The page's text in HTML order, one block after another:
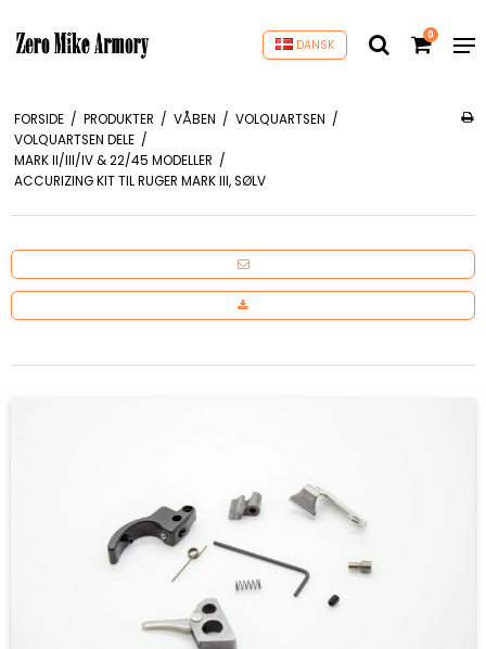
DANSK
0
FORSIDE / PRODUKTER / VÅBEN / VOLQUARTSEN /
VOLQUARTSEN DELE /
MARK II/III/IV & 22/45 MODELLER /
ACCURIZING KIT TIL RUGER MARK III, SØLV